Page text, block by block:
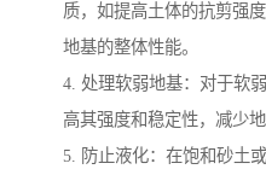
质，如提高土体的抗剪强
地基的整体性能。
4. 处理软弱地基：对于软
高其强度和稳定性，减少
5. 防止液化：在饱和砂土